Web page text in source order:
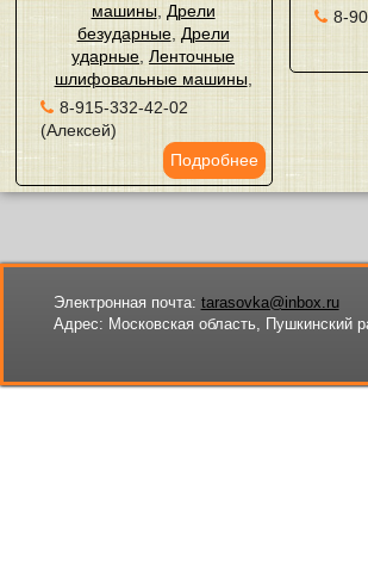
машины, Дрели
безударные, Дрели
ударные ,Ленточные
шлифовальные машины,
8-915-332-42-02
(Алексей)
Подробнее
8-
Электронная почта: tarasovka@inbox.ru
Адрес: Московская область, Пушкинский